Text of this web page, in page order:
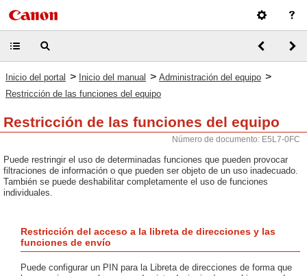
Inicio del portal > Inicio del manual > Administración del equipo >
Restricción de las funciones del equipo
Restricción de las funciones del equipo
Número de documento: E5L7-0FC
Puede restringir el uso de determinadas funciones que pueden provocar
filtraciones de información o que pueden ser objeto de un uso inadecuado.
También se puede deshabilitar completamente el uso de funciones
individuales.
Restricción del acceso a la libreta de direcciones y las
funciones de envío
Puede configurar un PIN para la Libreta de direcciones de forma que